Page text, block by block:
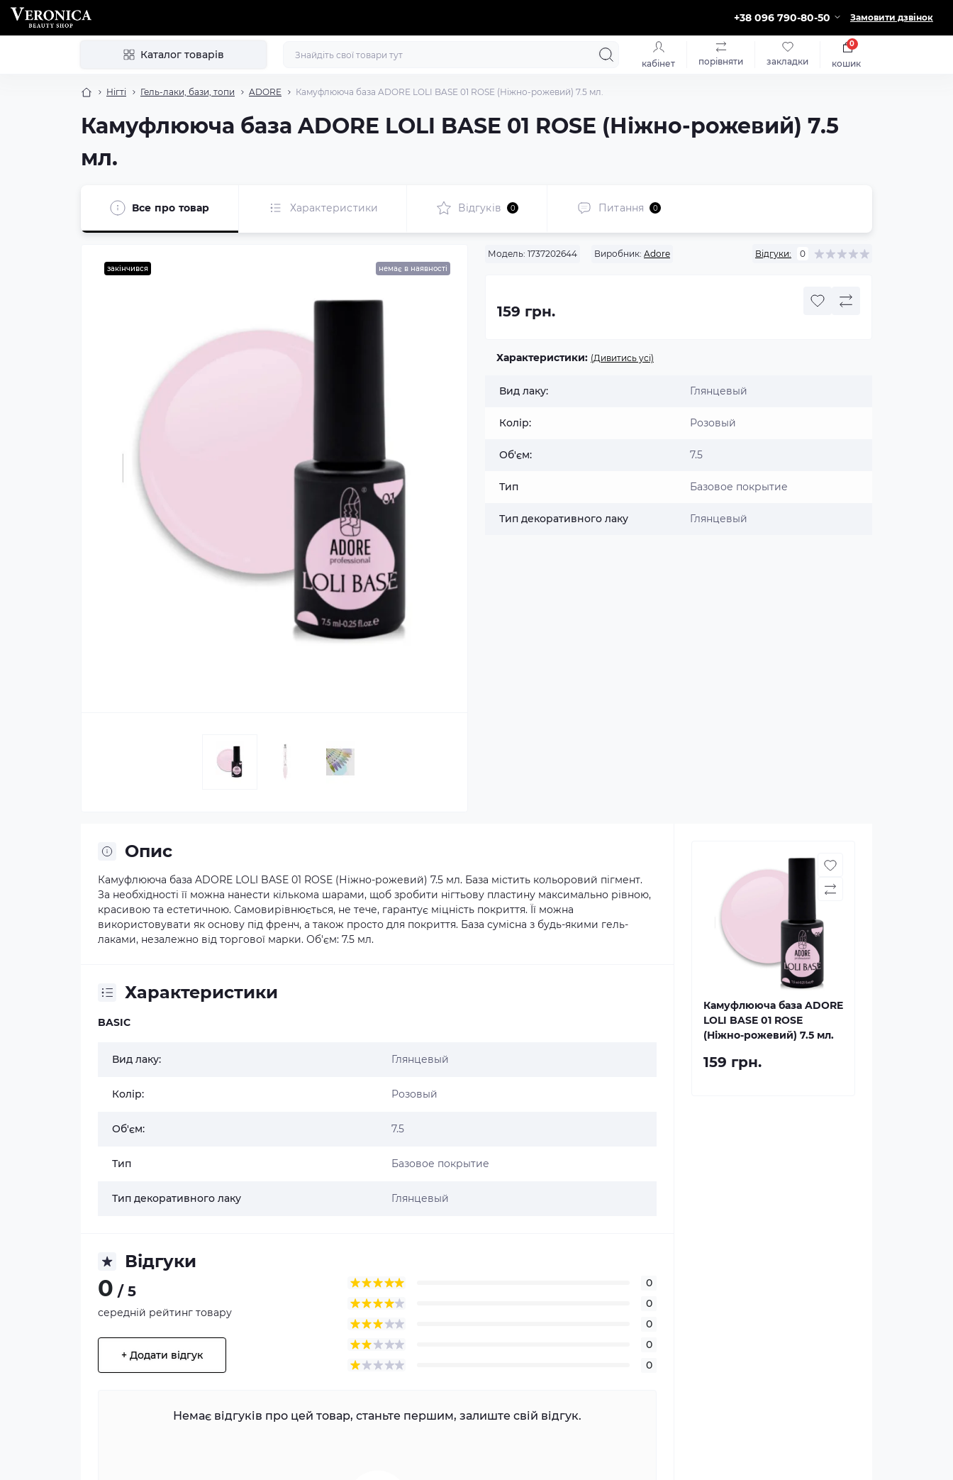
+38 096 790-80-50 Замовити дзвінок
Каталог товарів
кабінет порівняти закладки кошик
0
Нігті Гель-лаки, бази, топи ADORE Камуфлююча база ADORE LOLI BASE 01 ROSE (Ніжно-рожевий) 7.5 мл.
Камуфлююча база ADORE LOLI BASE 01 ROSE (Ніжно-рожевий) 7.5
мл.
Все про товар Характеристики Відгуків 0 Питання 0
закінчився немає в наявності
Модель: 1737202644 Виробник: Adore Відгуки: 0
159 грн.
Характеристики: (Дивитись усі)
Вид лаку: Глянцевый
Колір: Розовый
Об'єм: 7.5
Тип Базовое покрытие
Тип декоративного лаку Глянцевый
Опис
Камуфлююча база ADORE LOLI BASE 01 ROSE (Ніжно-рожевий) 7.5 мл. База містить кольоровий пігмент.
За необхідності її можна нанести кількома шарами, щоб зробити нігтьову пластину максимально рівною,
красивою та естетичною. Самовирівнюється, не тече, гарантує міцність покриття. Її можна
використовувати як основу під френч, а також просто для покриття. База сумісна з будь-якими гель-
лаками, незалежно від торгової марки. Об'єм: 7.5 мл.
Характеристики
BASIC
Вид лаку: Глянцевый
Колір: Розовый
Об'єм: 7.5
Тип Базовое покрытие
Тип декоративного лаку Глянцевый
Відгуки
0 / 5
середній рейтинг товару
+ Додати відгук
0
0
0
0
0
Немає відгуків про цей товар, станьте першим, залиште свій відгук.
Камуфлююча база ADORE
LOLI BASE 01 ROSE
(Ніжно-рожевий) 7.5 мл.
159 грн.